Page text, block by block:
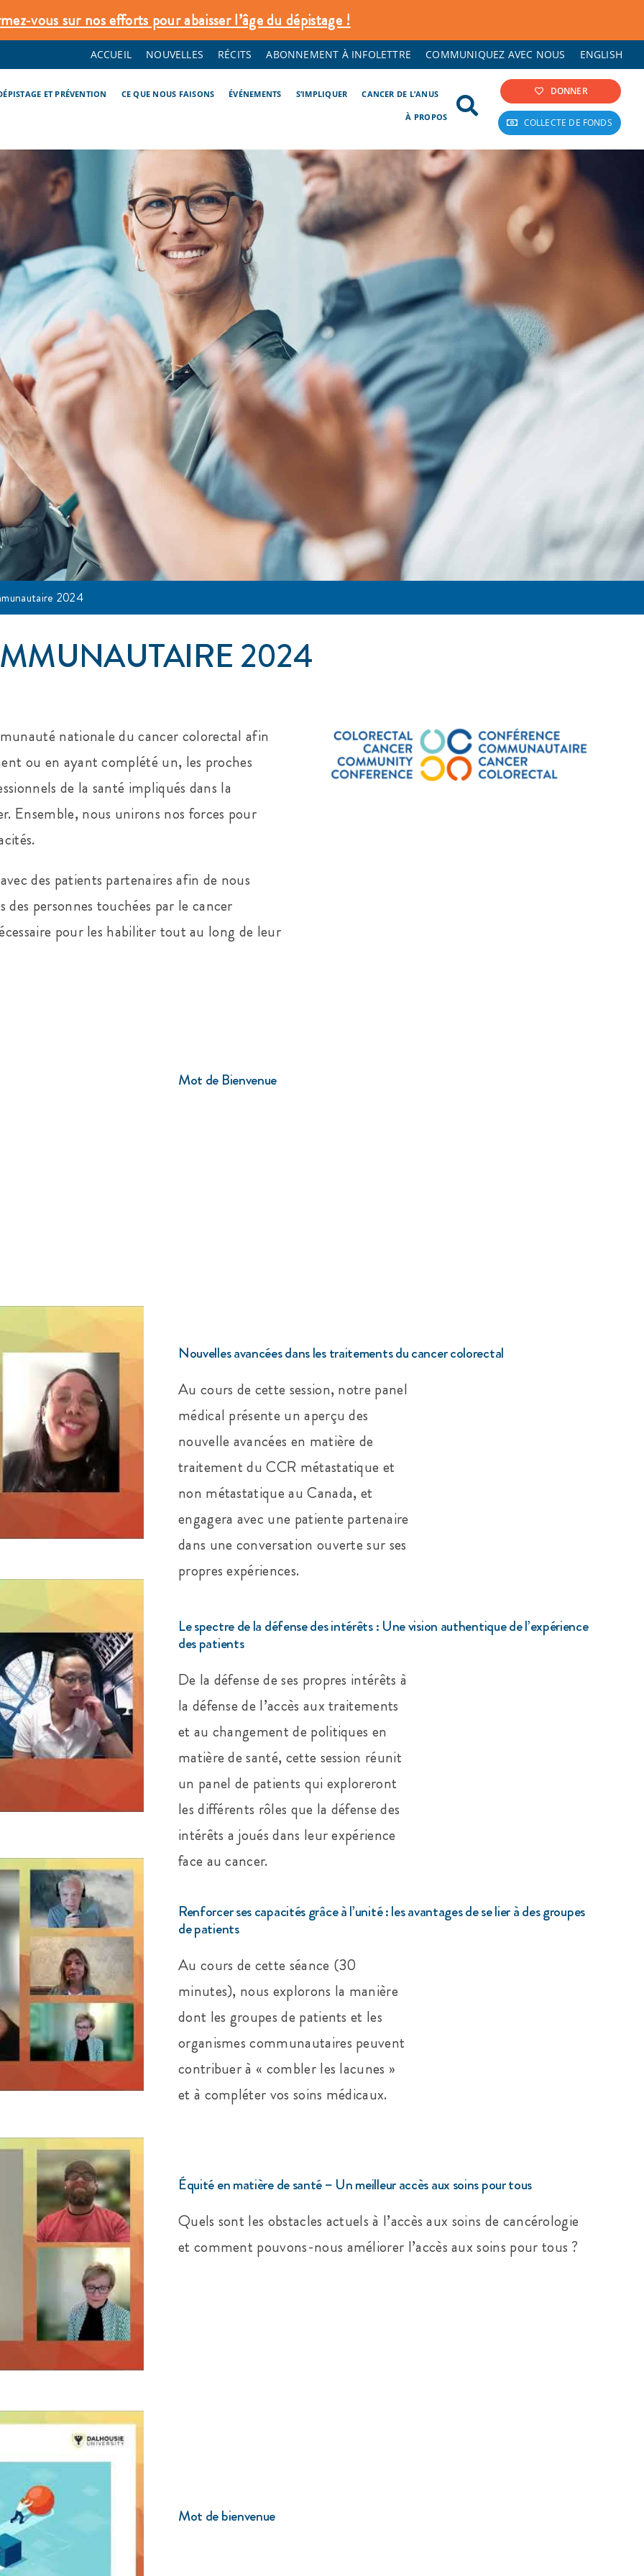
sur nos efforts pour abaisser l’âge du dépistage !
ACCUEIL NOUVELLES RÉCITS ABONNEMENT À INFOLETTRE COMMUNIQUEZ AVEC NOUS ENGLISH
ET PRÉVENTION CE QUE NOUS FAISONS ÉVÉNEMENTS S’IMPLIQUER CANCER DE L’ANUS
À PROPOS
DONNER
COLLECTE DE FONDS
2024
2024
nationale du cancer colorectal afin
ou en ayant complété un, les proches
de la santé impliqués dans la
Ensemble, nous unirons nos forces pour
des patients partenaires afin de nous
des personnes touchées par le cancer
pour les habiliter tout au long de leur
Mot de Bienvenue
Nouvelles avancées dans les traitements du cancer colorectal
Au cours de cette session, notre panel
médical présente un aperçu des
nouvelle avancées en matière de
traitement du CCR métastatique et
non métastatique au Canada, et
engagera avec une patiente partenaire
dans une conversation ouverte sur ses
propres expériences.
Le spectre de la défense des intérêts : Une vision authentique de l’expérience
des patients
De la défense de ses propres intérêts à
la défense de l’accès aux traitements
et au changement de politiques en
matière de santé, cette session réunit
un panel de patients qui exploreront
les différents rôles que la défense des
intérêts a joués dans leur expérience
face au cancer.
Renforcer ses capacités grâce à l’unité : les avantages de se lier à des groupes
de patients
Au cours de cette séance (30
minutes), nous explorons la manière
dont les groupes de patients et les
organismes communautaires peuvent
contribuer à « combler les lacunes »
et à compléter vos soins médicaux.
Équité en matière de santé – Un meilleur accès aux soins pour tous
Quels sont les obstacles actuels à l’accès aux soins de cancérologie
et comment pouvons-nous améliorer l’accès aux soins pour tous ?
Mot de bienvenue